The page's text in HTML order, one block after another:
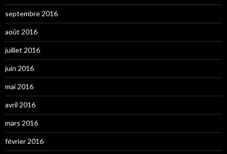
septembre 2016
août 2016
juillet 2016
juin 2016
mai 2016
avril 2016
mars 2016
février 2016